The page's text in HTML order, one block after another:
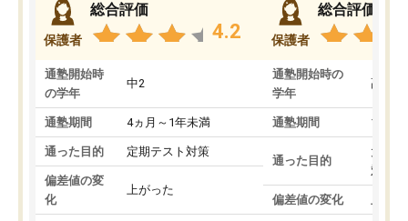
保護者
総合評価
4.2
通塾開始時
の学年
中2
通塾期間 4ヵ月～1年未満
通った目的 定期テスト対策
偏差値の変
化
上がった
保護者
総合評価
通塾開始時の
学年
高3
通塾期間 1～3
通った目的
大学
対策
偏差値の変化 上が